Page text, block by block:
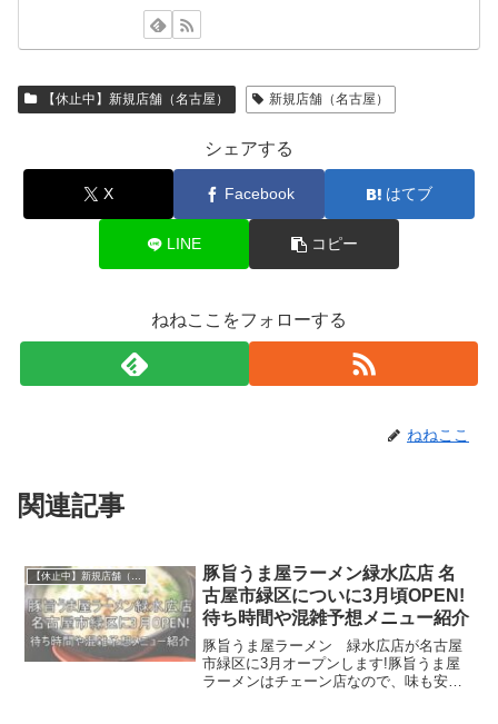
【休止中】新規店舗（名古屋） 新規店舗（名古屋）
シェアする
X Facebook はてブ
LINE コピー
ねねここをフォローする
ねねここ
関連記事
【休止中】新規店舗（名古屋）
豚旨うま屋ラーメン緑水広店 名
古屋市緑区についに3月頃OPEN!
待ち時間や混雑予想メニュー紹介
豚旨うま屋ラーメン 緑水広店が名古屋
市緑区に3月オープンします!豚旨うま屋
ラーメンはチェーン店なので、味も安定